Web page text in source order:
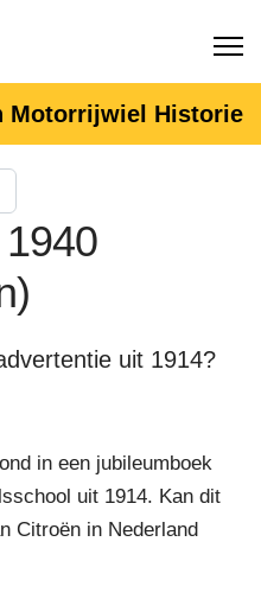
Motorrijwiel Historie
uit 1914?
in een jubileumboek
uit 1914. Kan dit
Citroën in Nederland